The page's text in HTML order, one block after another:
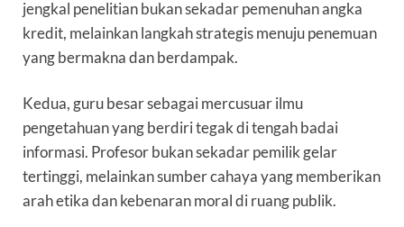
jengkal penelitian bukan sekadar pemenuhan angka
kredit, melainkan langkah strategis menuju penemuan
yang bermakna dan berdampak.
Kedua, guru besar sebagai mercusuar ilmu
pengetahuan yang berdiri tegak di tengah badai
informasi. Profesor bukan sekadar pemilik gelar
tertinggi, melainkan sumber cahaya yang memberikan
arah etika dan kebenaran moral di ruang publik.